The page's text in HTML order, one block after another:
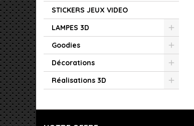
STICKERS JEUX VIDEO
LAMPES 3D
Goodies
Décorations
Réalisations 3D